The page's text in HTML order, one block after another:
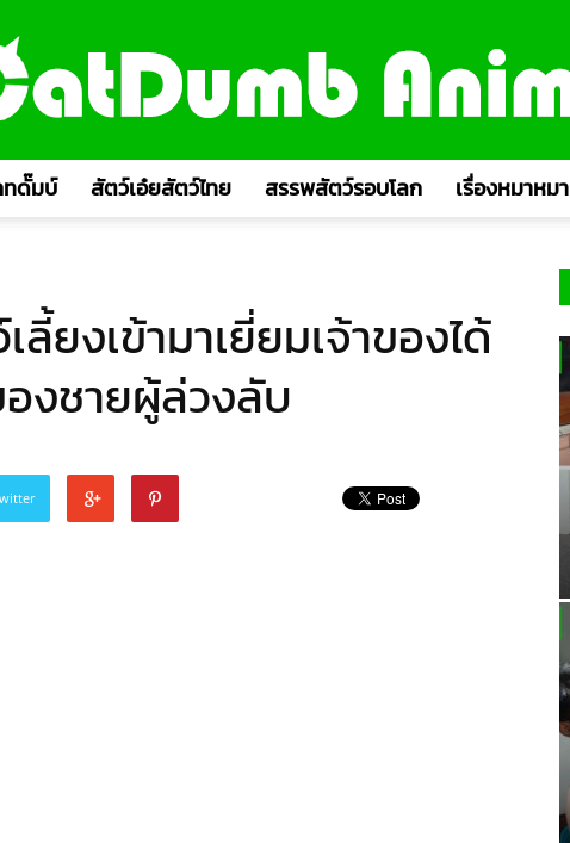
ดั๊มบ์ สัตว์เอ๋ยสัตว์ไทย สรรพสัตว์รอบโลก เรื่องหมาหมา
ลี้ยงเข้ามาเยี่ยมเจ้าของได้
งชายผู้ล่วงลับ